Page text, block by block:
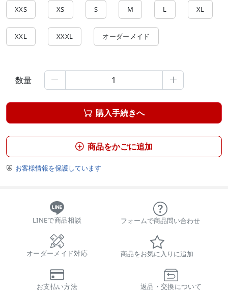
XXS XS S M L XL
XXL XXXL オーダーメイド
数量  
 購入手続きへ
 商品をかごに追加
 お客様情報を保護しています
LINEで商品相談 フォームで商品問い合わせ
オーダーメイド対応 商品をお気に入りに追加
お支払い方法 返品・交換について